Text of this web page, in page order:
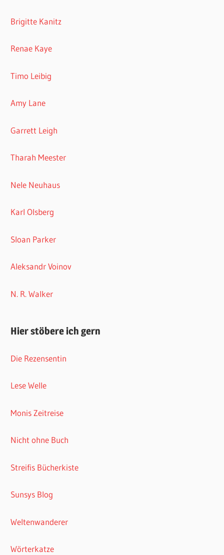
Brigitte Kanitz
Renae Kaye
Timo Leibig
Amy Lane
Garrett Leigh
Tharah Meester
Nele Neuhaus
Karl Olsberg
Sloan Parker
Aleksandr Voinov
N. R. Walker
Hier stöbere ich gern
Die Rezensentin
Lese Welle
Monis Zeitreise
Nicht ohne Buch
Streifis Bücherkiste
Sunsys Blog
Weltenwanderer
Wörterkatze